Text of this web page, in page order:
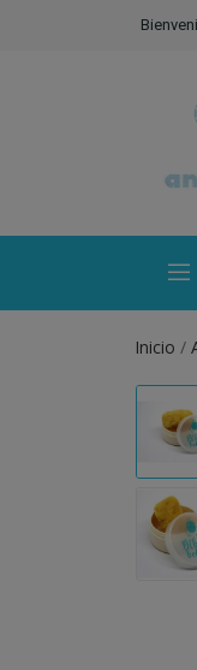
Inicio